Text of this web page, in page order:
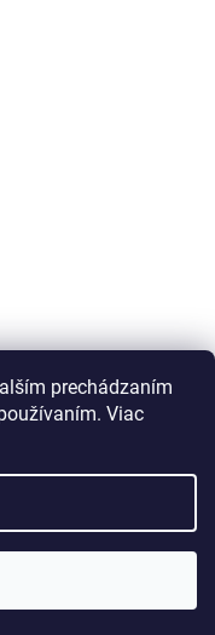
prechádzaním
Viac
práva vyhradené.